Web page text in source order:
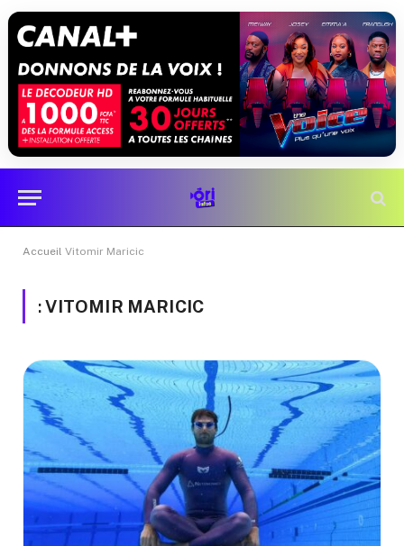
Accueil Vitomir Maricic
:VITOMIR MARICIC